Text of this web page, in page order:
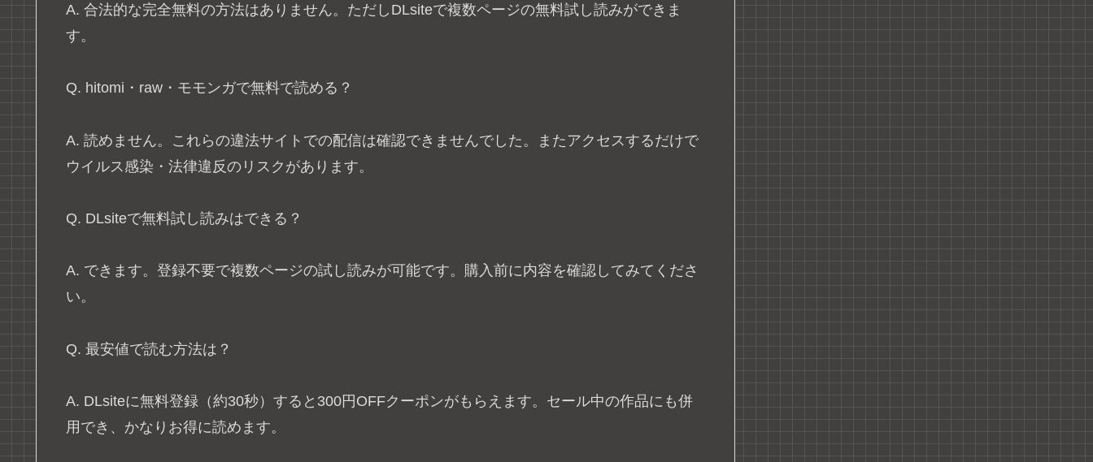
A. 合法的な完全無料の方法はありません。ただしDLsiteで複数ページの無料試し読みができま
す。
Q. hitomi・raw・モモンガで無料で読める？
A. 読めません。これらの違法サイトでの配信は確認できませんでした。またアクセスするだけで
ウイルス感染・法律違反のリスクがあります。
Q. DLsiteで無料試し読みはできる？
A. できます。登録不要で複数ページの試し読みが可能です。購入前に内容を確認してみてくださ
い。
Q. 最安値で読む方法は？
A. DLsiteに無料登録（約30秒）すると300円OFFクーポンがもらえます。セール中の作品にも併
用でき、かなりお得に読めます。